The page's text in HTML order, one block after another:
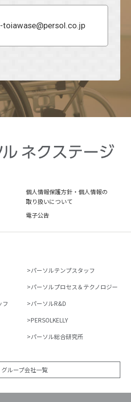
toiawase@persol.co.jp
個人情報保護方針・個人情報の
取り扱いについて
電子公告
パーソルテンプスタッフ
パーソルプロセス＆テクノロジー
フ
パーソルR&D
PERSOLKELLY
パーソル総合研究所
グループ会社一覧